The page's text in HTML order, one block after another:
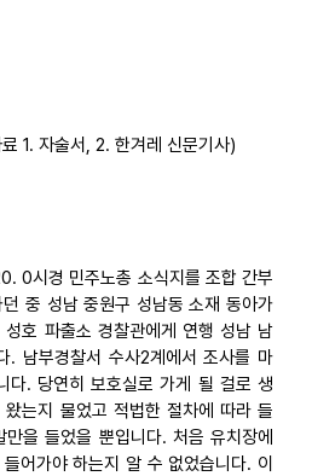
1. 자술서, 2. 한겨레 신문기사)
0시경 민주노총 소식지를 조합 간부
중 성남 중원구 성남동 소재 동아가
호 파출소 경찰관에게 연행 성남 남
. 남부경찰서 수사2계에서 조사를 마
다. 당연히 보호실로 가게 될 걸로 생
는지 물었고 적법한 절차에 따라 들
을 들었을 뿐입니다. 처음 유치장에
어가야 하는지 알 수 없었습니다. 이